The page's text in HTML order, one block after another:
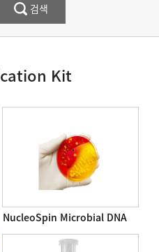
검색
Kit
NucleoSpin Microbial DNA